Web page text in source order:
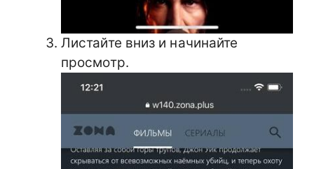
Листайте вниз и начинайте
просмотр.